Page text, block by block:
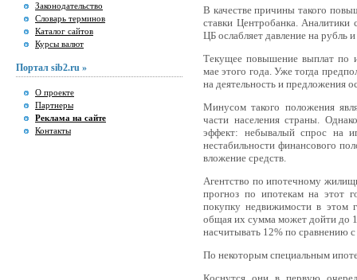
Законодательство
Словарь терминов
Каталог сайтов
Курсы валют
Портал sib2.ru »
О проекте
Партнеры
Реклама на сайте
Контакты
В качестве причины такого
ставки Центробанка. Аналитики
ЦБ ослабляет давление на рубль
Текущее повышение выплат по
мае этого года. Уже тогда
на деятельность и предложения
Минусом такого положения
части населения страны.
эффект: небывалый спрос на
нестабильности финансового
вложение средств.
Агентство по ипотечному
прогноз по ипотекам на этот
покупку недвижимости в этом
общая их сумма может дойти до
насчитывать 12% по сравнению с
По некоторым специальным